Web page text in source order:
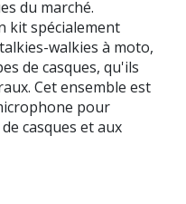
du marché.
kit spécialement
walkies à moto,
de casques, qu'ils
Cet ensemble est
pour
casques et aux